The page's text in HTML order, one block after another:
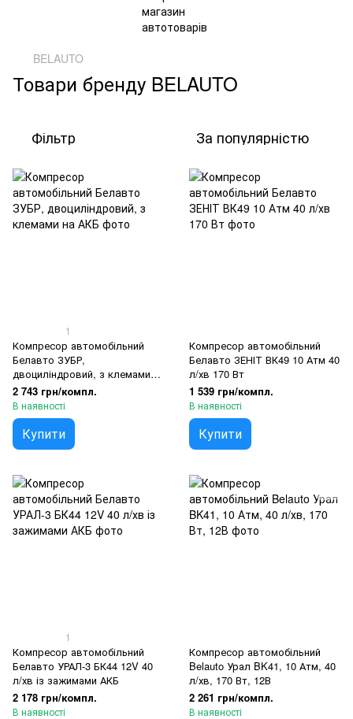
BELAUTO
Товари бренду BELAUTO
Фільтр За популярністю
1
Компресор автомобільний
Белавто ЗУБР,
двоциліндровий, з клемами
на АКБ
2 743 грн/компл.
В наявності
Купити
Компресор автомобільний
Белавто ЗЕНІТ ВК49 10 Атм 40
л/хв 170 Вт
1 539 грн/компл.
В наявності
Купити
1
Компресор автомобільний
Белавто УРАЛ-3 БК44 12V 40
л/хв із зажимами АКБ
2 178 грн/компл.
В наявності
Компресор автомобільний
Belauto Урал BK41, 10 Атм, 40
л/хв, 170 Вт, 12В
2 261 грн/компл.
В наявності